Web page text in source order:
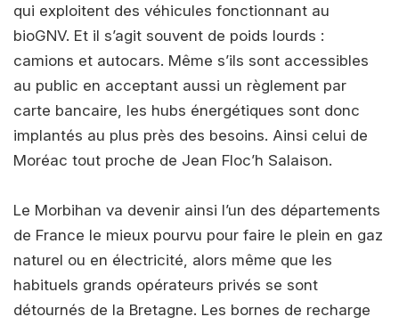
qui exploitent des véhicules fonctionnant au
bioGNV. Et il s’agit souvent de poids lourds :
camions et autocars. Même s’ils sont accessibles
au public en acceptant aussi un règlement par
carte bancaire, les hubs énergétiques sont donc
implantés au plus près des besoins. Ainsi celui de
Moréac tout proche de Jean Floc’h Salaison.
Le Morbihan va devenir ainsi l’un des départements
de France le mieux pourvu pour faire le plein en gaz
naturel ou en électricité, alors même que les
habituels grands opérateurs privés se sont
détournés de la Bretagne. Les bornes de recharge